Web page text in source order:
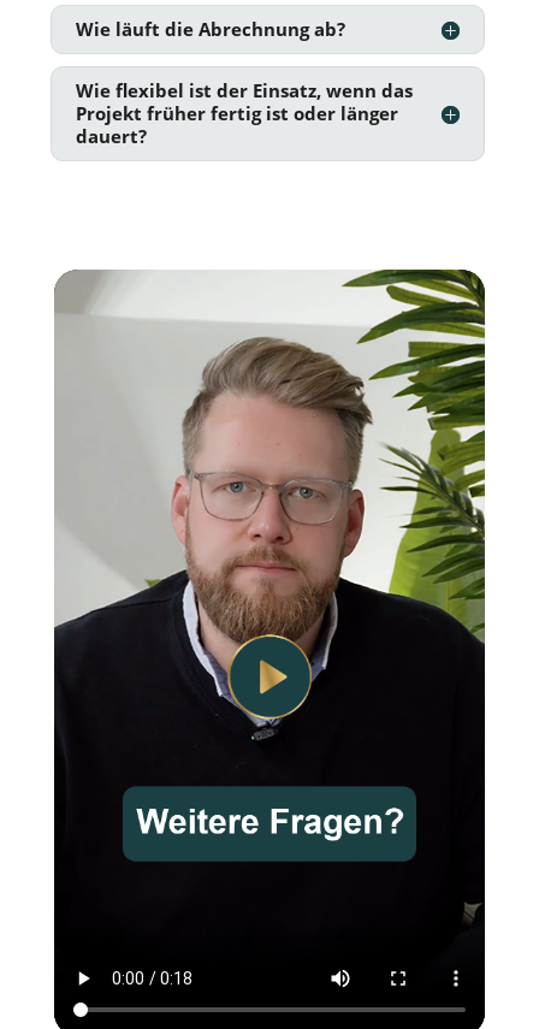
Wie läuft die Abrechnung ab?
Wie flexibel ist der Einsatz, wenn das
Projekt früher fertig ist oder länger
dauert?